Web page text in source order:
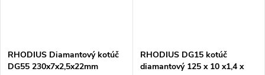
RHODIUS Diamantový kotúč
DG55 230x7x2,5x22mm
RHODIUS DG15 kotúč
diamantový 125 x 10 x1,4 x